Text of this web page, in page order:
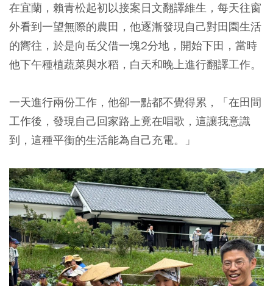
在宜蘭，賴青松起初以接案日文翻譯維生，每天往窗
外看到一望無際的農田，他逐漸發現自己對田園生活
的嚮往，於是向岳父借一塊2分地，開始下田，當時
他下午種植蔬菜與水稻，白天和晚上進行翻譯工作。
一天進行兩份工作，他卻一點都不覺得累，「在田間
工作後，發現自己回家路上竟在唱歌，這讓我意識
到，這種平衡的生活能為自己充電。」